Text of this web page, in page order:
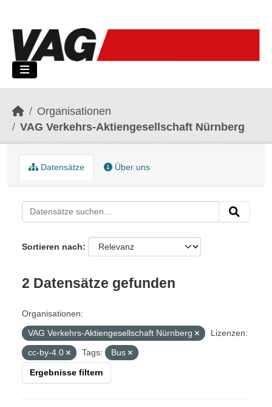
Organisationen
VAG Verkehrs-Aktiengesellschaft Nürnberg
Datensätze Über uns
Sortieren nach
2 Datensätze gefunden
Organisationen:
VAG Verkehrs-Aktiengesellschaft Nürnberg
Lizenzen:
cc-by-4.0
Tags: Bus
Ergebnisse filtern